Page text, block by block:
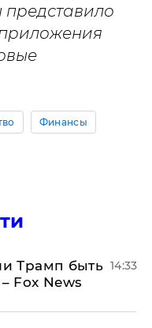
Финансы
Трамп быть
Fox News
14:33